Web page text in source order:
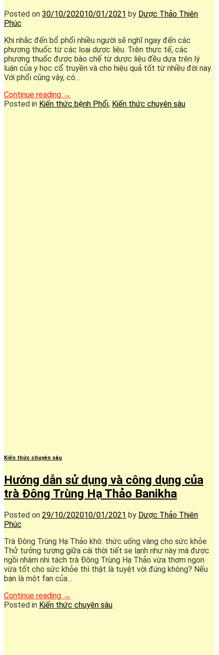
Posted on 30/10/202010/01/2021 by Dược Thảo Thiên
Phúc
Khi nhắc đến bổ phổi nhiều người sẽ nghĩ ngay đến các
phương thuốc từ các loại dược liệu. Trên thực tế, các
phương thuốc được bào chế từ dược liệu đều dựa trên lý
luận của y học cổ truyền và cho hiệu quả tốt từ nhiều đời nay.
Với phổi cũng vậy, có…
Continue reading →
Posted in Kiến thức bệnh Phổi, Kiến thức chuyên sâu
Kiến thức chuyên sâu
Hướng dẫn sử dụng và công dụng của
trà Đông Trùng Hạ Thảo Banikha
Posted on 29/10/202010/01/2021 by Dược Thảo Thiên
Phúc
Trà Đông Trùng Hạ Thảo khô: thức uống vàng cho sức khỏe
Thử tưởng tượng giữa cái thời tiết se lạnh như này mà được
ngồi nhâm nhi tách trà Đông Trùng Hạ Thảo vừa thơm ngon
vừa tốt cho sức khỏe thì thật là tuyệt vời đúng không? Nếu
bạn là một fan của…
Continue reading →
Posted in Kiến thức chuyên sâu